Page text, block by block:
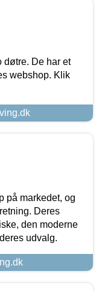
døtre. De har et
webshop. Klik
på markedet, og
Deres
den moderne
udvalg.